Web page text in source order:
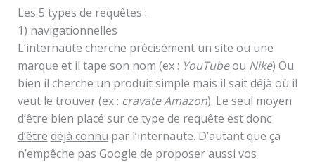
Les 5 types de requêtes :
1) navigationnelles
L’internaute cherche précisément un site ou une
marque et il tape son nom (ex : YouTubeou Nike) Ou
bien il cherche un produit simple mais il sait déjà où il
veut le trouver (ex : cravate Amazon). Le seul moyen
d’être bien placé sur ce type de requête est donc
d’être déjà connu par l’internaute. D’autant que ça
n’empêche pas Google de proposer aussi vos